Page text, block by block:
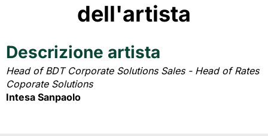
dell'artista
Descrizione artista
Head of BDT Corporate Solutions Sales - Head of Rates
Coporate Solutions
Intesa Sanpaolo